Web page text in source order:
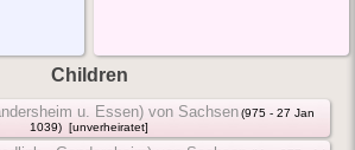
Children
u. Essen) von Sachsen(975 - 27 Jan
1039) [unverheiratet]